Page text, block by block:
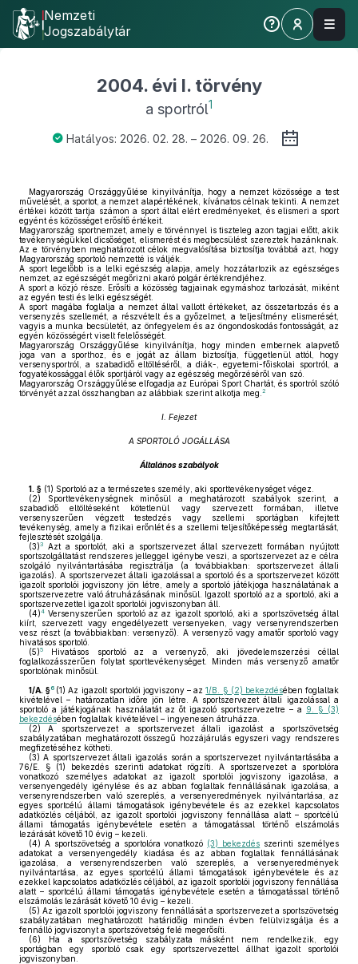
Nemzeti
Jogszabálytár
2004. évi I. törvény
a sportról1
Hatályos: 2026. 02. 28. – 2026. 09. 26.
Magyarország Országgyűlése kinyilvánítja, hogy a nemzet közössége a test
művelését, a sportot, a nemzet alapértékének, kívánatos célnak tekinti. A nemzet
értékei között tartja számon a sport által elért eredményeket, és elismeri a sport
egyént és közösséget erősítő értékeit.
Magyarország sportnemzet, amely e törvénnyel is tiszteleg azon tagjai előtt, akik
tevékenységükkel dicsőséget, elismerést és megbecsülést szereztek hazánknak.
Az e törvényben meghatározott célok megvalósítása biztosítja továbbá azt, hogy
Magyarország sportoló nemzetté is váljék.
A sport legelőbb is a lelki egészség alapja, amely hozzátartozik az egészséges
nemzet, az egészségét megőrizni akaró polgár értékrendjéhez.
A sport a közjó része. Erősíti a közösség tagjainak egymáshoz tartozását, miként
az egyén testi és lelki egészségét.
A sport magába foglalja a nemzet által vallott értékeket, az összetartozás és a
versenyzés szellemét, a részvételt és a győzelmet, a teljesítmény elismerését,
vagyis a munka becsületét, az önfegyelem és az öngondoskodás fontosságát, az
egyén közösségért viselt felelősségét.
Magyarország Országgyűlése kinyilvánítja, hogy minden embernek alapvető
joga van a sporthoz, és e jogát az állam biztosítja, függetlenül attól, hogy
versenysportról, a szabadidő eltöltéséről, a diák-, egyetemi-főiskolai sportról, a
fogyatékossággal élők sportjáról vagy az egészség megőrzéséről van szó.
Magyarország Országgyűlése elfogadja az Európai Sport Chartát, és sportról szóló
törvényét azzal összhangban az alábbiak szerint alkotja meg. 2
I. Fejezet
A SPORTOLÓ JOGÁLLÁSA
Általános szabályok
1. § (1) Sportoló az a természetes személy, aki sporttevékenységet végez.
(2) Sporttevékenységnek minősül a meghatározott szabályok szerint, a
szabadidő eltöltéseként kötetlenül vagy szervezett formában, illetve
versenyszerűen végzett testedzés vagy szellemi sportágban kifejtett
tevékenység, amely a fizikai erőnlét és a szellemi teljesítőképesség megtartását,
fejlesztését szolgálja.
(3)3
Azt a sportolót, aki a sportszervezet által szervezett formában nyújtott
sportszolgáltatást rendszeres jelleggel igénybe veszi, a sportszervezet az e célra
szolgáló nyilvántartásába regisztrálja (a továbbiakban: sportszervezet általi
igazolás). A sportszervezet általi igazolással a sportoló és a sportszervezet között
igazolt sportolói jogviszony jön létre, amely a sportoló játékjoga használatának a
sportszervezetre való átruházásának minősül. Igazolt sportoló az a sportoló, aki a
sportszervezettel igazolt sportolói jogviszonyban áll.
(4)4 Versenyszerűen sportoló az az igazolt sportoló, aki a sportszövetség által
kiírt, szervezett vagy engedélyezett versenyeken, vagy versenyrendszerben
vesz részt (a továbbiakban: versenyző). A versenyző vagy amatőr sportoló vagy
hivatásos sportoló.
(5)5
Hivatásos sportoló az a versenyző, aki jövedelemszerzési céllal
foglalkozásszerűen folytat sporttevékenységet. Minden más versenyző amatőr
sportolónak minősül.
1/A. §6 (1) Az igazolt sportolói jogviszony – az1/B. § (2) bekezdésében foglaltak
kivételével – határozatlan időre jön létre. A sportszervezet általi igazolással a
sportoló a játékjogának használatát az őt igazoló sportszervezetre – a 9. § (3)
bekezdésében foglaltak kivételével – ingyenesen átruházza.
(2) A sportszervezet a sportszervezet általi igazolást a sportszövetség
szabályzatában meghatározott összegű hozzájárulás egyszeri vagy rendszeres
megfizetéséhez kötheti.
(3) A sportszervezet általi igazolás során a sportszervezet nyilvántartásába a
76/E. § (1) bekezdés szerinti adatokat rögzíti. A sportszervezet a sportolóra
vonatkozó személyes adatokat az igazolt sportolói jogviszony igazolása, a
versenyengedély igénylése és az abban foglaltak fennállásának igazolása, a
versenyrendszerben való szereplés, a versenyeredmények nyilvántartása, az
egyes sportcélú állami támogatások igénybevétele és az ezekkel kapcsolatos
adatközlés céljából, az igazolt sportolói jogviszony fennállása alatt – sportcélú
állami támogatás igénybevétele esetén a támogatással történő elszámolás
lezárását követő 10 évig – kezeli.
(4) A sportszövetség a sportolóra vonatkozó (3) bekezdés szerinti személyes
adatokat a versenyengedély kiadása és az abban foglaltak fennállásának
igazolása, a versenyrendszerben való szereplés, a versenyeredmények
nyilvántartása, az egyes sportcélú állami támogatások igénybevétele és az
ezekkel kapcsolatos adatközlés céljából, az igazolt sportolói jogviszony fennállása
alatt – sportcélú állami támogatás igénybevétele esetén a támogatással történő
elszámolás lezárását követő 10 évig – kezeli.
(5) Az igazolt sportolói jogviszony fennállását a sportszervezet a sportszövetség
szabályzatában meghatározott határidőig minden évben felülvizsgálja és a
fennálló jogviszonyt a sportszövetség felé megerősíti.
(6) Ha a sportszövetség szabályzata másként nem rendelkezik, egy
sportágban egy sportoló csak egy sportszervezettel állhat igazolt sportolói
jogviszonyban.